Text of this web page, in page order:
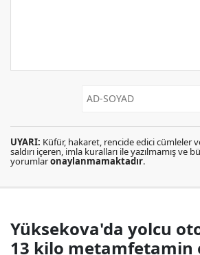
UYARI: Küfür, hakaret, rencide edici cümleler
saldırı içeren, imla kuralları ile yazılmamış ve
yorumlaronaylanmamaktadır.
Yüksekova'da yolcu
13 kilo metamfetamin